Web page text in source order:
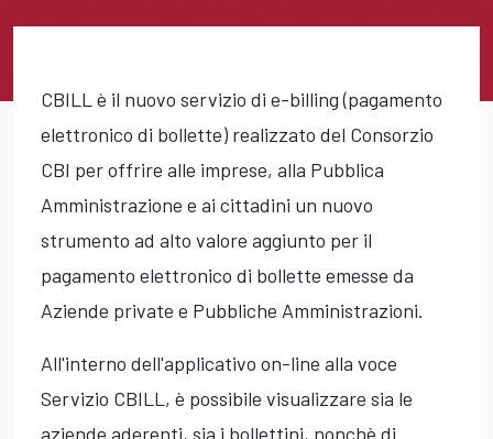
CBILL è il nuovo servizio di e-billing (pagamento
elettronico di bollette) realizzato del Consorzio
CBI per offrire alle imprese, alla Pubblica
Amministrazione e ai cittadini un nuovo
strumento ad alto valore aggiunto per il
pagamento elettronico di bollette emesse da
Aziende private e Pubbliche Amministrazioni.
All'interno dell'applicativo on-line alla voce
Servizio CBILL, è possibile visualizzare sia le
aziende aderenti, sia i bollettini, nonchè di